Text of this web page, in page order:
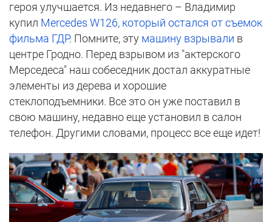
героя улучшается. Из недавнего – Владимир
купил Mercedes W126, который остался от съемок
фильма ГДР. Помните, эту машину взрывали в
центре Гродно. Перед взрывом из "актерского
Мерседеса" наш собеседник достал аккуратные
элементы из дерева и хорошие
стеклоподъемники. Все это он уже поставил в
свою машину, недавно еще установил в салон
телефон. Другими словами, процесс все еще идет!